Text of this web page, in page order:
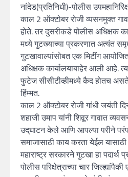
नांदेड(प्रतिनिधी)-पोलीस
काल 2 ऑक्टोबर रोजी व्यसनमुक्त
होते. तर दुसरीकडे पोलीस अधिक्षक
मध्ये गुटख्याच्या प्रकरणात अत्यंत
गुटखावाल्यांसोबत एक मिटींग
अधिक्षक कार्यालयाबाहेर आली आहे.
फुटेज सीसीटीव्हीमध्ये कैद होतच
हिंम्मत.
काल 2 ऑक्टोबर रोजी गांधी जयंती
शहाजी उमाप यांनी शिवूर गावात
उद्‌घाटन केले आणि आपल्या परीने
समाजासाठी काय करता येईल
महाराष्ट्र सरकारने गुटखा हा
पोलीस परिक्षेत्राच्या चार